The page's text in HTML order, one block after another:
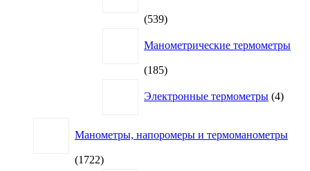
539539
Манометрические термометры
185185
Электронные термометры 4товара
Манометры, напоромеры и термоманометры
17221722